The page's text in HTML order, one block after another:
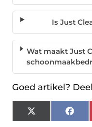
Is Just
Wat maakt Just
Goed artikel?
X
(Twitter)